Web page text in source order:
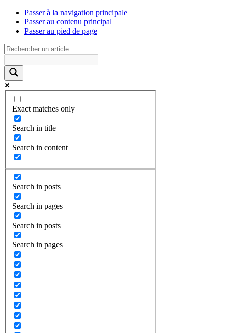
Passer à la navigation principale
Passer au contenu principal
Passer au pied de page
Exact matches only
Search in title
Search in content
Search in posts
Search in pages
Search in posts
Search in pages